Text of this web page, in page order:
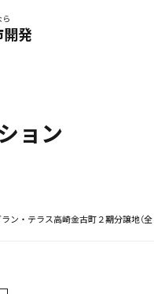
発
ョン
ン・テラス高崎金古町２期分譲地（全